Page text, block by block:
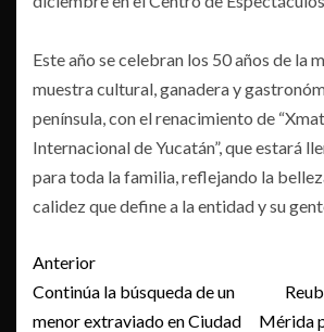
Este año se celebran los 50 años de la
muestra cultural, ganadera y
península, con el renacimiento de
Internacional de Yucatán”, que estará
para toda la familia, reflejando la
calidez que define a la entidad y su
Post
navigation
Anterior
Continúa la búsqueda de un
menor extraviado en Ciudad
Mérida